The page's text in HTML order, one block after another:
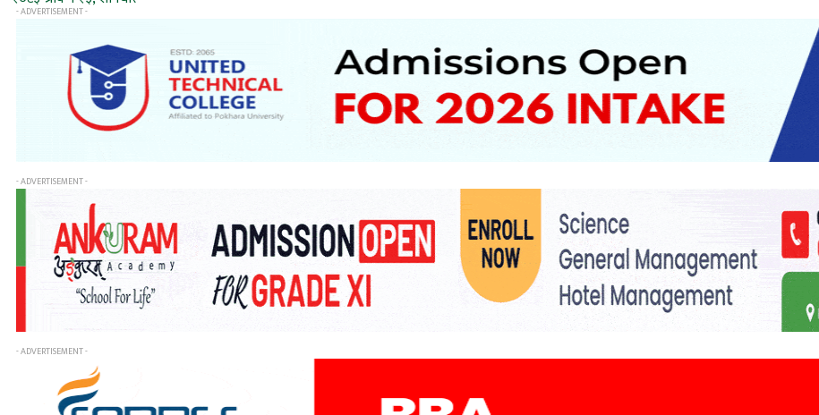
- ADVERTISEMENT -
- ADVERTISEMENT -
- ADVERTISEMENT -